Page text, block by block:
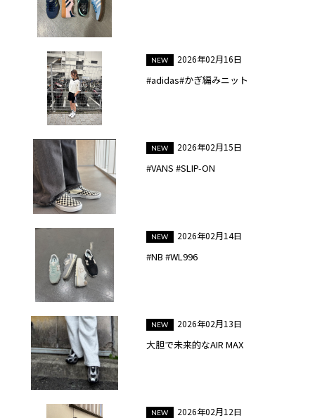
2026年02月16日
#adidas#かぎ編みニット
2026年02月15日
#VANS #SLIP-ON
2026年02月14日
#NB #WL996
2026年02月13日
大胆で未来的なAIR MAX
2026年02月12日